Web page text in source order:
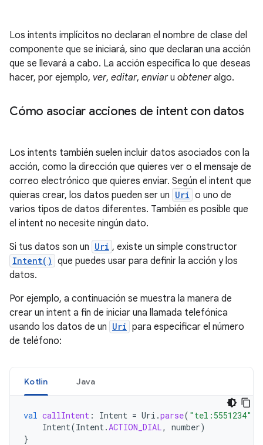
Los intents implícitos no declaran el nombre de clase del
componente que se iniciará, sino que declaran una acción
que se llevará a cabo. La acción especifica lo que deseas
hacer, por ejemplo, ver, editar, enviaru obteneralgo.
Cómo asociar acciones de intent con datos
Los intents también suelen incluir datos asociados con la
acción, como la dirección que quieres ver o el mensaje de
correo electrónico que quieres enviar. Según el intent que
quieras crear, los datos pueden ser un Uri o uno de
varios tipos de datos diferentes. También es posible que
el intent no necesite ningún dato.
Si tus datos son un Uri , existe un simple constructor
Intent() que puedes usar para definir la acción y los
datos.
Por ejemplo, a continuación se muestra la manera de
crear un intent a fin de iniciar una llamada telefónica
usando los datos de un Uri para especificar el número
de teléfono:
Kotlin Java
val callIntent : Intent = Uri .parse( "tel:5551234"
Intent(Intent.ACTION_DIAL, number)
}